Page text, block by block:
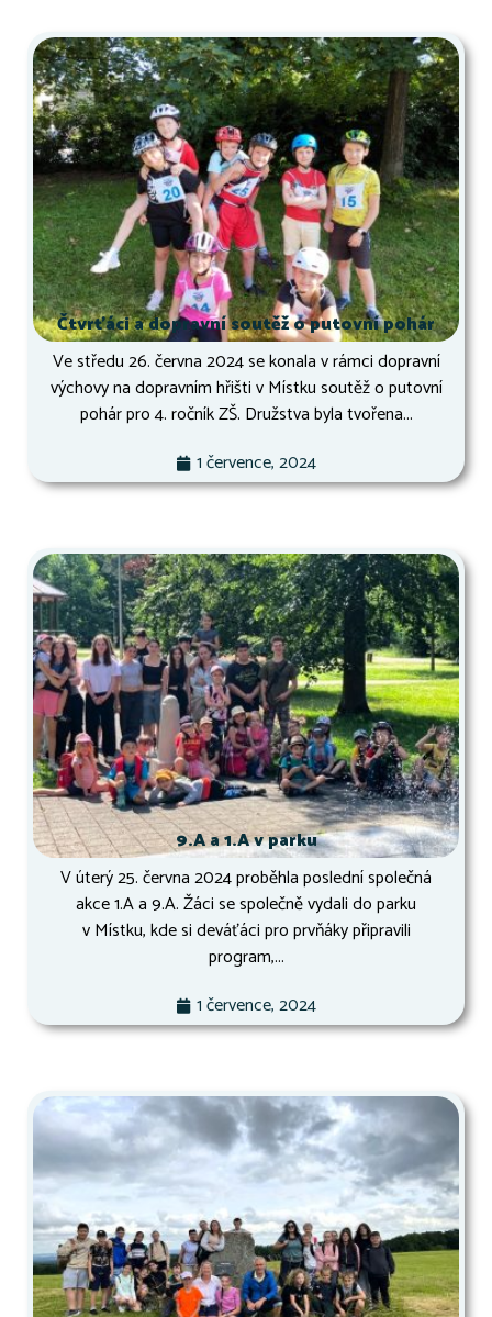
Čtvrťáci a dopravní soutěž o putovní pohár
Ve středu 26. června 2024 se konala v rámci dopravní
výchovy na dopravním hřišti v Místku soutěž o putovní
pohár pro 4. ročník ZŠ. Družstva byla tvořena...
1 července, 2024
9.A a 1.A v parku
V úterý 25. června 2024 proběhla poslední společná
akce 1.A a 9.A. Žáci se společně vydali do parku
v Místku, kde si deváťáci pro prvňáky připravili
program,...
1 července, 2024